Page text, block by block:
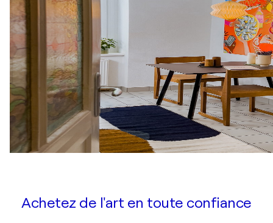
Achetez de l'art en toute confiance